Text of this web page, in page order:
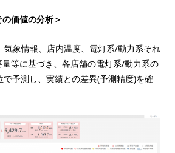
価値の分析＞
気象情報、店内温度、電灯系/動力系それ
等に基づき、各店舗の電灯系/動力系の
予測し、実績との差異(予測精度)を確